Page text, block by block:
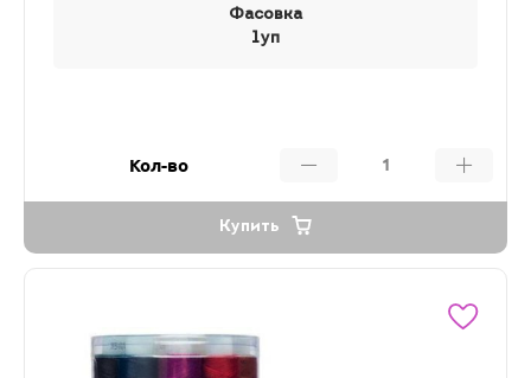
Фасовка
1уп
Кол-во
Купить